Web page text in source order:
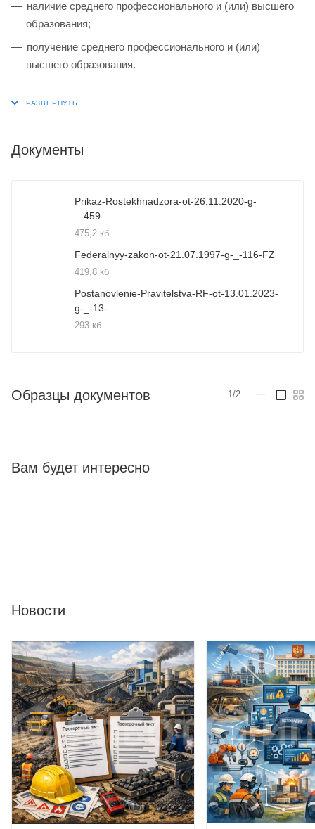
наличие среднего профессионального и (или) высшего
образования;
получение среднего профессионального и (или)
высшего образования.
Документы
Prikaz-Rostekhnadzora-ot-26.11.2020-g-
_-459-
475,2 кб
Federalnyy-zakon-ot-21.07.1997-g-_-116-FZ
419,8 кб
Postanovlenie-Pravitelstva-RF-ot-13.01.2023-
g-_-13-
293 кб
Образцы документов 1/2
Вам будет интересно
Новости